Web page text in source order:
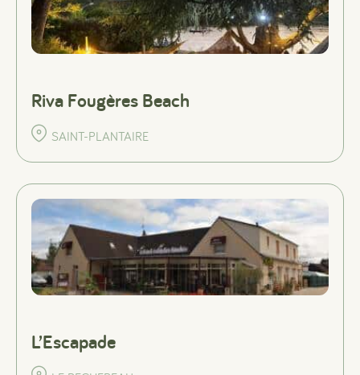
Riva Fougères Beach
SAINT-PLANTAIRE
L’Escapade